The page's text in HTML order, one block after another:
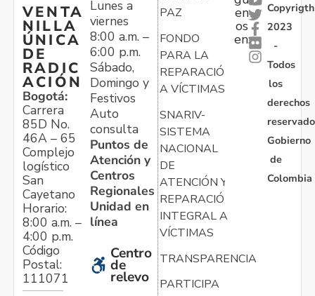
VENTA
NILLA
ÚNICA
DE
RADIC
ACIÓN
Bogotá:
Carrera
85D No.
46A – 65
Complejo
logístico
San
Cayetano
Horario:
8:00 a.m. –
4:00 p.m.
Código
Postal:
111071
Lunes a
viernes
8:00 a.m. –
6:00 p.m.
Sábado,
Domingo y
Festivos
Auto
consulta
Puntos de
Atención y
Centros
Regionales
Unidad en
línea
Centro
de
relevo
PAZ
FONDO
PARA LA
REPARACIÓN
A VÍCTIMAS
SNARIV-
SISTEMA
NACIONAL
DE
ATENCIÓN Y
REPARACIÓN
INTEGRAL A
VÍCTIMAS
TRANSPARENCIA
PARTICIPA
en
os
en:
Copyrigth
2023
-
Todos
los
derechos
Gobierno
de
Colombia